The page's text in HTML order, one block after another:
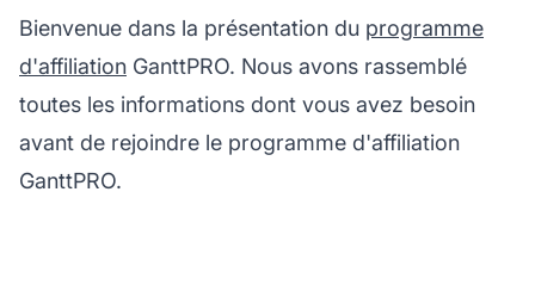
Bienvenue dans la présentation du programme
d'affiliation GanttPRO. Nous avons rassemblé
toutes les informations dont vous avez besoin
avant de rejoindre le programme d'affiliation
GanttPRO.